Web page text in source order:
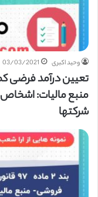
وحید اکبری 03/03/2021
تعیین درآمد فرضی
منبع مالیات:
شرکتها